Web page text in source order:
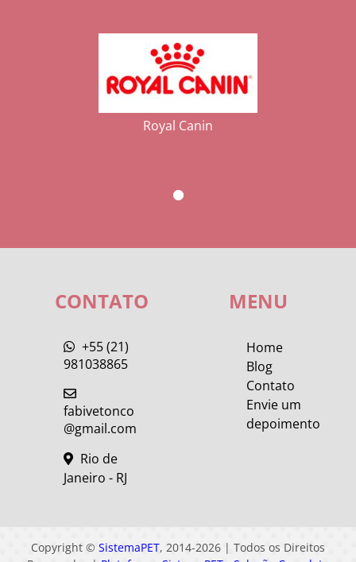
Royal Canin
CONTATO
+55 (21)
981038865
fabivetonco
@gmail.com
Rio de
Janeiro - RJ
MENU
Home
Blog
Contato
Envie um
depoimento
Copyright © SistemaPET, 2014-2026 | Todos os Direitos